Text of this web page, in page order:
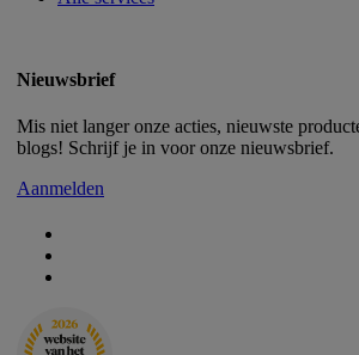
Nieuwsbrief
Mis niet langer onze acties, nieuwste
blogs! Schrijf je in voor onze nieuwsbrief.
Aanmelden